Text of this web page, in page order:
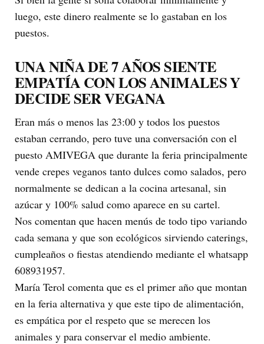
luego, este dinero realmente se lo gastaban en los
puestos.
UNA NIÑA DE 7 AÑOS SIENTE
EMPATÍA CON LOS ANIMALES Y
DECIDE SER VEGANA
Eran más o menos las 23:00 y todos los puestos
estaban cerrando, pero tuve una conversación con el
puesto AMIVEGA que durante la feria principalmente
vende crepes veganos tanto dulces como salados, pero
normalmente se dedican a la cocina artesanal, sin
azúcar y 100% salud como aparece en su cartel.
Nos comentan que hacen menús de todo tipo variando
cada semana y que son ecológicos sirviendo caterings,
cumpleaños o fiestas atendiendo mediante el whatsapp
608931957.
María Terol comenta que es el primer año que montan
en la feria alternativa y que este tipo de alimentación,
es empática por el respeto que se merecen los
animales y para conservar el medio ambiente.